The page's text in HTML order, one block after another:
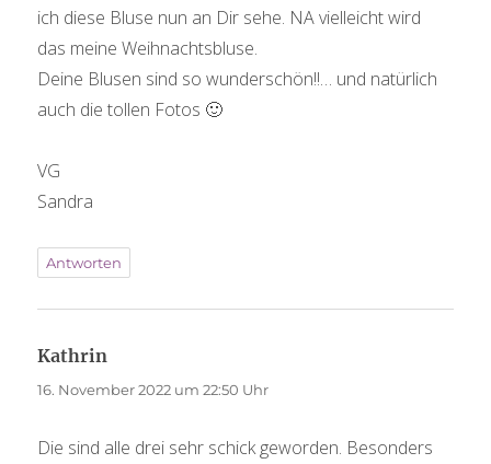
ich diese Bluse nun an Dir sehe. NA vielleicht wird
das meine Weihnachtsbluse.
Deine Blusen sind so wunderschön!!… und natürlich
auch die tollen Fotos 🙂
VG
Sandra
Antworten
Kathrin
16. November 2022 um 22:50 Uhr
Die sind alle drei sehr schick geworden. Besonders